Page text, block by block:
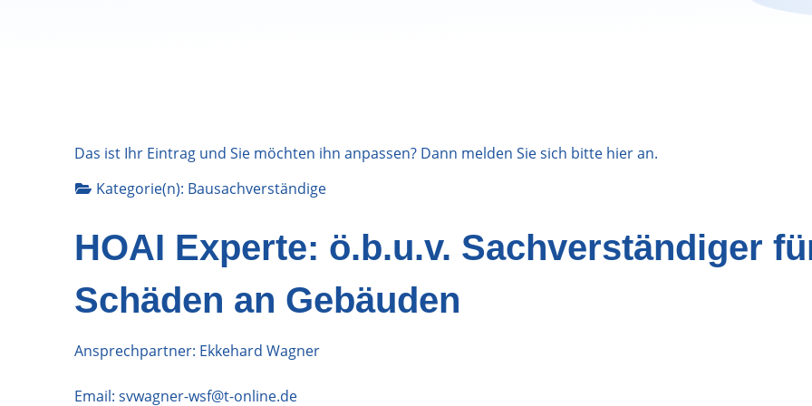
Das ist Ihr Eintrag und Sie möchten ihn anpassen? Dann melden Sie sich bitte hieran.
Kategorie(n): Bausachverständige
HOAI Experte: ö.b.u.v. Sachverständiger
Schäden an Gebäuden
Ansprechpartner: Ekkehard Wagner
Email: svwagner-wsf@t-online.de